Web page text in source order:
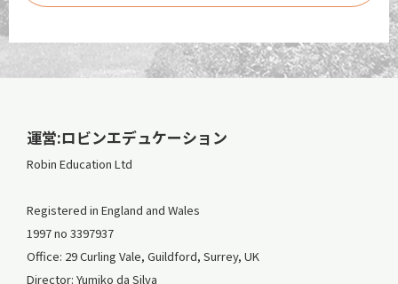
運営:ロビンエデュケーション
Robin Education Ltd
Registered in England and Wales
1997 no 3397937
Office: 29 Curling Vale, Guildford, Surrey, UK
Director: Yumiko da Silva